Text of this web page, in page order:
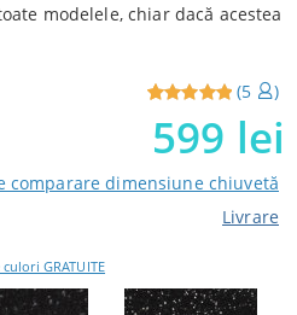
modelele, chiar dacă acestea
Reviewed
5out of
5 from
5
(5 )
599 lei
comparare dimensiune chiuvetă
Livrare
GRATUITE